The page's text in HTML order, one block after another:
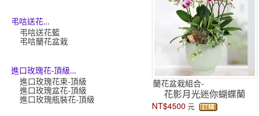
弔唁送花...
弔唁送花籃
弔唁蘭花盆栽
進口玫瑰花-頂級...
進口玫瑰花束-頂級
進口玫瑰盆花-頂級
進口玫瑰瓶裝花-頂級
蘭花盆栽組合-
花影月光迷你蝴蝶蘭
NT$4500 元